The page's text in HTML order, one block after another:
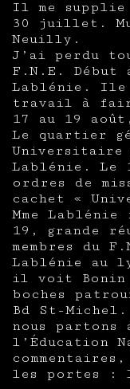
Il me
30 juillet.
Neuilly.
J’ai perdu
F.N.E. Début
Lablénie. Ile
travail à
17 au 19
Le quartier
Universitaire
Lablénie. Le
ordres de
cachet «
Mme
19, grande
membres du
Lablénie au
il voit Bonin
boches
Bd St-
nous partons
l’Éducation
les portes :